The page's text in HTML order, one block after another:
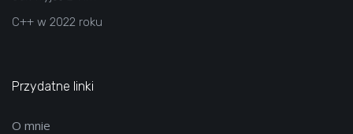
C++ w 2022 roku
Przydatne linki
O mnie